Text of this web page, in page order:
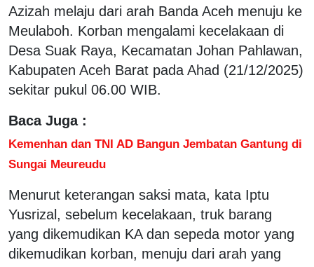
Azizah melaju dari arah Banda Aceh menuju ke
Meulaboh. Korban mengalami kecelakaan di
Desa Suak Raya, Kecamatan Johan Pahlawan,
Kabupaten Aceh Barat pada Ahad (21/12/2025)
sekitar pukul 06.00 WIB.
Baca Juga :
Kemenhan dan TNI AD Bangun Jembatan Gantung di
Sungai Meureudu
Menurut keterangan saksi mata, kata Iptu
Yusrizal, sebelum kecelakaan, truk barang
yang dikemudikan KA dan sepeda motor yang
dikemudikan korban, menuju dari arah yang